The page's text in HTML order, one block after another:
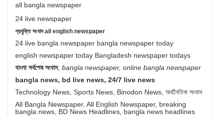
all bangla newspaper
24 live newspaper
প্রযুক্তি সংবাদ all english newspaper
24 live bangla newspaper bangla newspaper today
english newspaper today Bangladesh newspaper todays
বাংলা সর্বশেষ সংবাদ, bangla newspaper, online bangla newspaper
bangla news, bd live news, 24/7 live news
Technology News, Sports News, Binodon News, অর্থনৈতিক সংবাদ
All Bangla Newspaper, All English Newspaper, breaking
bangla news, BD News Headlines, bangla news headlines